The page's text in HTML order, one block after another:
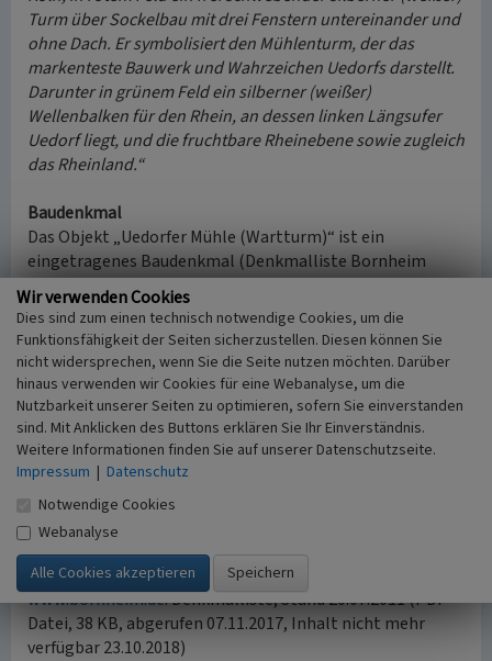
Turm über Sockelbau mit drei Fenstern untereinander und
ohne Dach. Er symbolisiert den Mühlenturm, der das
markenteste Bauwerk und Wahrzeichen Uedorfs darstellt.
Darunter in grünem Feld ein silberner (weißer)
Wellenbalken für den Rhein, an dessen linken Längsufer
Uedorf liegt, und die fruchtbare Rheinebene sowie zugleich
das Rheinland.“
Baudenkmal
Das Objekt „Uedorfer Mühle (Wartturm)“ ist ein
eingetragenes Baudenkmal (Denkmalliste Bornheim
2011, Nummer A 0185 / LVR-ADR Datenbank-Nummer
23123).
(Franz-Josef Knöchel, LVR-Redaktion KuLaDig, 2017/2022)
Internet
www.uedorf.de : W wie Windmühle (abgerufen 07.11.2017)
www.uedorf.de: W wie Uedorfer Wappen (abgerufen
23.10.2018)
de.wikipedia.org: Liste der Baudenkmäler in Uedorf
(abgerufen 07.11.2017)
www.bornheim.de: Denkmalliste (undatiert, wohl 2014,
PDF-Datei, 31 KB, abgerufen 29.03.2022)
www.bornheim.de: Denkmalliste, Stand 20.07.2011 (PDF-
Datei, 38 KB, abgerufen 07.11.2017, Inhalt nicht mehr
verfügbar 23.10.2018)
Wir verwenden Cookies
Dies sind zum einen technisch notwendige Cookies, um die
Funktionsfähigkeit der Seiten sicherzustellen. Diesen können Sie
nicht widersprechen, wenn Sie die Seite nutzen möchten. Darüber
hinaus verwenden wir Cookies für eine Webanalyse, um die
Nutzbarkeit unserer Seiten zu optimieren, sofern Sie einverstanden
sind. Mit Anklicken des Buttons erklären Sie Ihr Einverständnis.
Weitere Informationen finden Sie auf unserer Datenschutzseite.
Impressum | Datenschutz
Notwendige Cookies
Webanalyse